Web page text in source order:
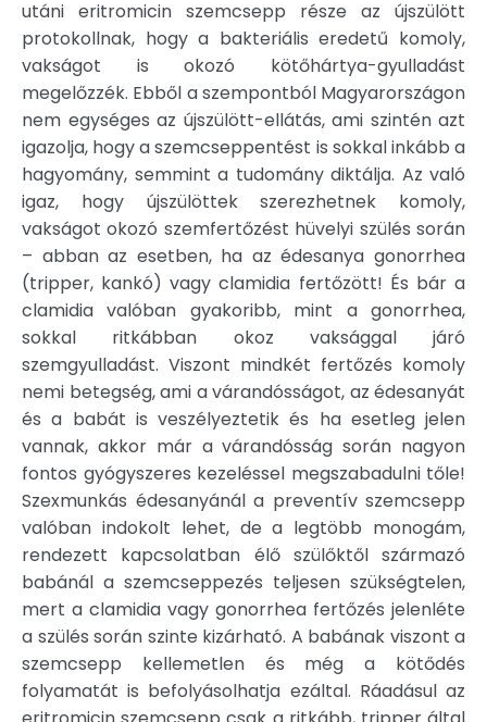
utáni eritromicin szemcsepp része az újszülött
protokollnak, hogy a bakteriális eredetű komoly,
vakságot is okozó kötőhártya-gyulladást
megelőzzék. Ebből a szempontból Magyarországon
nem egységes az újszülött-ellátás, ami szintén azt
igazolja, hogy a szemcseppentést is sokkal inkább a
hagyomány, semmint a tudomány diktálja. Az való
igaz, hogy újszülöttek szerezhetnek komoly,
vakságot okozó szemfertőzést hüvelyi szülés során
– abban az esetben, ha az édesanya gonorrhea
(tripper, kankó) vagy clamidia fertőzött! És bár a
clamidia valóban gyakoribb, mint a gonorrhea,
sokkal ritkábban okoz vaksággal járó
szemgyulladást. Viszont mindkét fertőzés komoly
nemi betegség, ami a várandósságot, az édesanyát
és a babát is veszélyeztetik és ha esetleg jelen
vannak, akkor már a várandósság során nagyon
fontos gyógyszeres kezeléssel megszabadulni tőle!
Szexmunkás édesanyánál a preventív szemcsepp
valóban indokolt lehet, de a legtöbb monogám,
rendezett kapcsolatban élő szülőktől származó
babánál a szemcseppezés teljesen szükségtelen,
mert a clamidia vagy gonorrhea fertőzés jelenléte
a szülés során szinte kizárható. A babának viszont a
szemcsepp kellemetlen és még a kötődés
folyamatát is befolyásolhatja ezáltal. Ráadásul az